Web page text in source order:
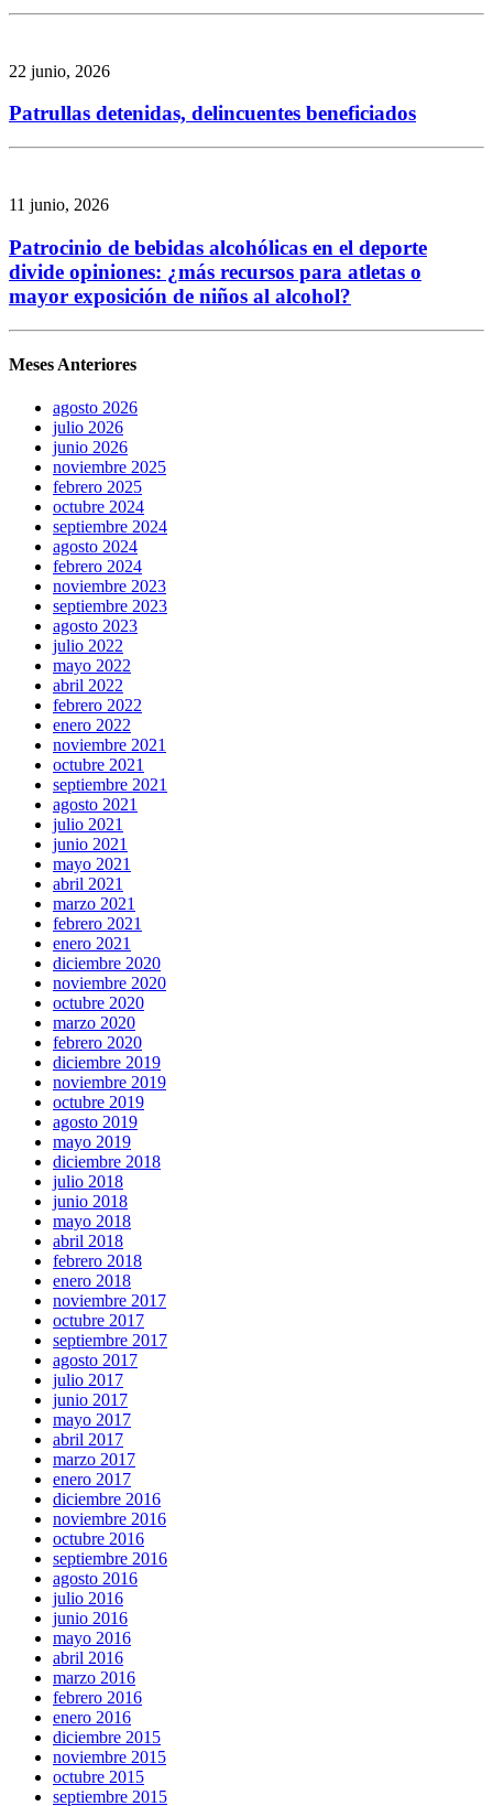
22 junio, 2026
Patrullas detenidas, delincuentes beneficiados
11 junio, 2026
Patrocinio de bebidas alcohólicas en el deporte
divide opiniones: ¿más recursos para atletas o
mayor exposición de niños al alcohol?
Meses Anteriores
agosto 2026
julio 2026
junio 2026
noviembre 2025
febrero 2025
octubre 2024
septiembre 2024
agosto 2024
febrero 2024
noviembre 2023
septiembre 2023
agosto 2023
julio 2022
mayo 2022
abril 2022
febrero 2022
enero 2022
noviembre 2021
octubre 2021
septiembre 2021
agosto 2021
julio 2021
junio 2021
mayo 2021
abril 2021
marzo 2021
febrero 2021
enero 2021
diciembre 2020
noviembre 2020
octubre 2020
marzo 2020
febrero 2020
diciembre 2019
noviembre 2019
octubre 2019
agosto 2019
mayo 2019
diciembre 2018
julio 2018
junio 2018
mayo 2018
abril 2018
febrero 2018
enero 2018
noviembre 2017
octubre 2017
septiembre 2017
agosto 2017
julio 2017
junio 2017
mayo 2017
abril 2017
marzo 2017
enero 2017
diciembre 2016
noviembre 2016
octubre 2016
septiembre 2016
agosto 2016
julio 2016
junio 2016
mayo 2016
abril 2016
marzo 2016
febrero 2016
enero 2016
diciembre 2015
noviembre 2015
octubre 2015
septiembre 2015